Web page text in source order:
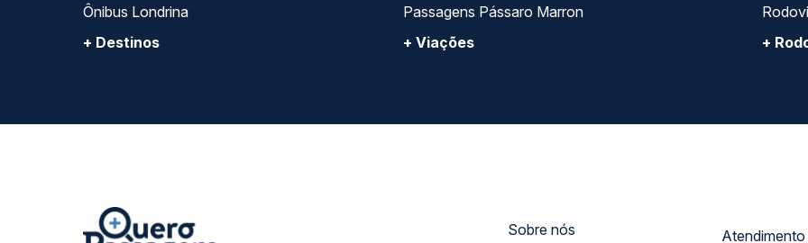
Ônibus Londrina
+ Destinos
Passagens Pássaro Marron
+ Viações
+
Sobre nós